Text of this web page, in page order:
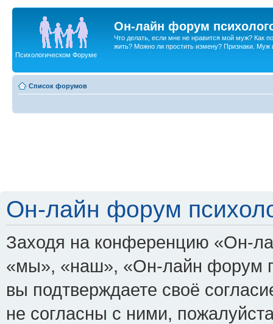
Он-лайн форум
Что делать, если мне не нравится мой муж? Как
жить? Можно ли простить измену? Признаки. Муж
Психологическом Форуме
Список форумов
Он-лайн форум
Заходя на конференцию «Он-
«мы», «наш», «Он-лайн форум
вы подтверждаете своё
не согласны с ними,